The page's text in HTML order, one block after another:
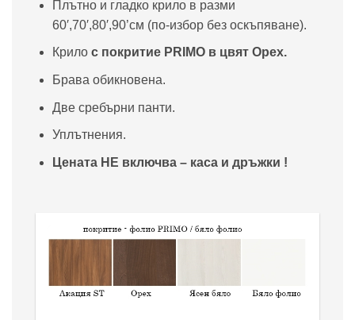
Плътно и гладко крило в разми
60′,70′,80′,90’см (по-избор без оскъпяване).
Крило с покритие PRIMO в цвят Орех.
Брава обикновена.
Две сребърни панти.
Уплътнения.
Цената НЕ включва – каса и дръжки !